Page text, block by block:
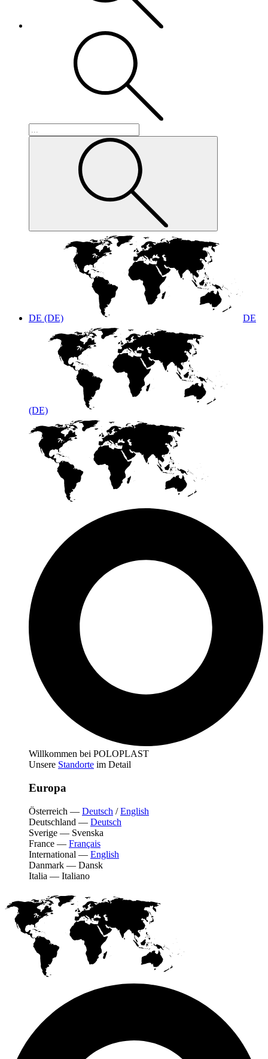
DE (DE) DE
(DE)
Willkommen bei POLOPLAST
Unsere Standorte im Detail
Europa
Österreich — Deutsch /English
Deutschland — Deutsch
Sverige — Svenska
France — Français
International — English
Danmark — Dansk
Italia — Italiano